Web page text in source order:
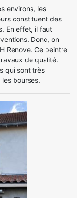
environs, les
constituent des
En effet, il faut
Donc, on
Renove. Ce peintre
de qualité.
qui sont très
bourses.